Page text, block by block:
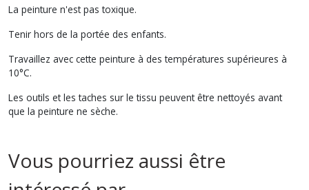
La peinture n'est pas toxique.
Tenir hors de la portée des enfants.
Travaillez avec cette peinture à des températures supérieures à
10°C.
Les outils et les taches sur le tissu peuvent être nettoyés avant
que la peinture ne sèche.
Vous pourriez aussi être